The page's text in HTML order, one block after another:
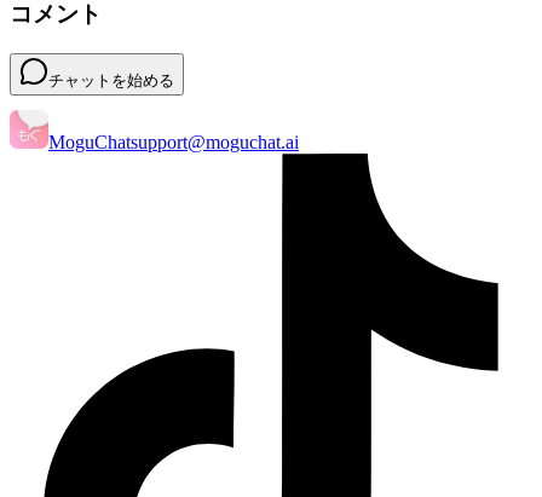
コメント
チャットを始める
MoguChatsupport@moguchat.ai